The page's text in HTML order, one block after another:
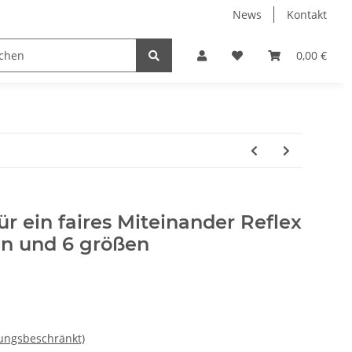
News Kontakt
0,00 €
für Erwachsene mit Wunschdruck Taschen
ein faires Miteinander Reflex
und 6 größen